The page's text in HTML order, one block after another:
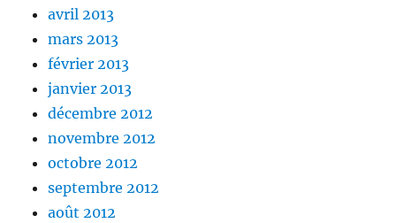
avril 2013
mars 2013
février 2013
janvier 2013
décembre 2012
novembre 2012
octobre 2012
septembre 2012
août 2012